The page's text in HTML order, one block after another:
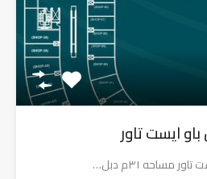
ايست تاور
مساحه ٣١م دبل…